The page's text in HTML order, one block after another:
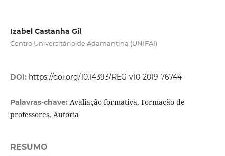
Izabel Castanha Gil
Centro Universitário de Adamantina (UNIFAI)
DOI: https://doi.org/10.14393/REG-v10-2019-76744
Palavras-chave: Avaliação formativa, Formação de
professores, Autoria
RESUMO